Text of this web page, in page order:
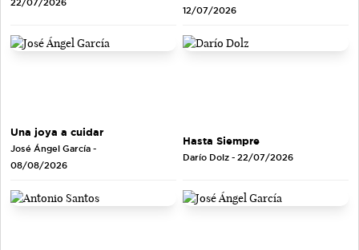
22/07/2026
12/07/2026
Una joya a cuidar
José Ángel García -
08/08/2026
Hasta Siempre
Darío Dolz - 22/07/2026